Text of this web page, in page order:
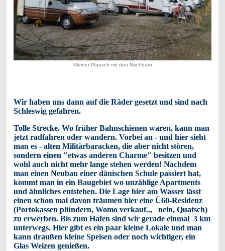
Kleiner Plausch mit den Nachbarn
Wir haben uns dann auf die Räder gesetzt und sind nach
Schleswig gefahren.
Tolle Strecke. Wo früher Bahnschienen waren, kann man
jetzt radfahren oder wandern. Vorbei an - und hier sieht
man es - alten Militärbaracken, die aber nicht stören,
sondern einen "etwas anderen Charme" besitzen und
wohl auch nicht mehr lange stehen werden! Nachdem
man einen Neubau einer dänischen Schule passiert hat,
kommt man in ein Baugebiet wo unzählige Apartments
und ähnliches entstehen. Die Lage hier am Wasser lässt
einen schon mal davon träumen hier eine Ü60-Residenz
(Portokassen plündern, Womo verkauf.., nein, Quatsch)
zu erwerben. Bis zum Hafen sind wir gerade einmal 3 km
unterwegs. Hier gibt es ein paar kleine Lokale und man
kann draußen kleine Speisen oder noch wichtiger, ein
Glas Weizen genießen.